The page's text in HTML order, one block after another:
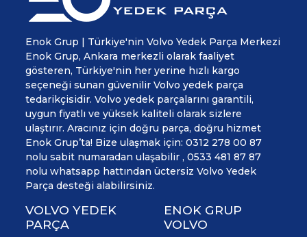
Enok Grup | Türkiye'nin Volvo Yedek Parça Merkezi
Enok Grup, Ankara merkezli olarak faaliyet
gösteren, Türkiye'nin her yerine hızlı kargo
seçeneği sunan güvenilir Volvo yedek parça
tedarikçisidir. Volvo yedek parçalarını garantili,
uygun fiyatlı ve yüksek kaliteli olarak sizlere
ulaştırır. Aracınız için doğru parça, doğru hizmet
Enok Grup’ta! Bize ulaşmak için: 0312 278 00 87
nolu sabit numaradan ulaşabilir , 0533 481 87 87
nolu whatsapp hattından üctersiz Volvo Yedek
Parça desteği alabilirsiniz.
VOLVO YEDEK
PARÇA
ENOK GRUP
VOLVO